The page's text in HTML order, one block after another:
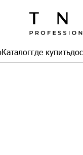
Каталоггде купить